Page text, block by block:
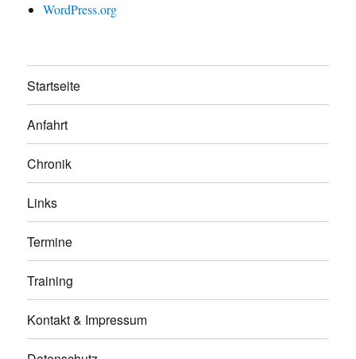
WordPress.org
Startseite
Anfahrt
Chronik
Links
Termine
Training
Kontakt & Impressum